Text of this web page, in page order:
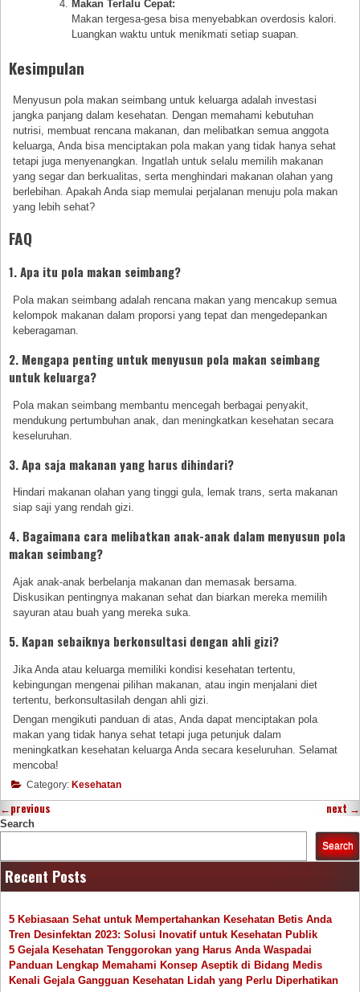
Makan Terlalu Cepat:
Makan tergesa-gesa bisa menyebabkan overdosis kalori.
Luangkan waktu untuk menikmati setiap suapan.
Kesimpulan
Menyusun pola makan seimbang untuk keluarga adalah investasi
jangka panjang dalam kesehatan. Dengan memahami kebutuhan
nutrisi, membuat rencana makanan, dan melibatkan semua anggota
keluarga, Anda bisa menciptakan pola makan yang tidak hanya sehat
tetapi juga menyenangkan. Ingatlah untuk selalu memilih makanan
yang segar dan berkualitas, serta menghindari makanan olahan yang
berlebihan. Apakah Anda siap memulai perjalanan menuju pola makan
yang lebih sehat?
FAQ
1. Apa itu pola makan seimbang?
Pola makan seimbang adalah rencana makan yang mencakup semua
kelompok makanan dalam proporsi yang tepat dan mengedepankan
keberagaman.
2. Mengapa penting untuk menyusun pola makan seimbang
untuk keluarga?
Pola makan seimbang membantu mencegah berbagai penyakit,
mendukung pertumbuhan anak, dan meningkatkan kesehatan secara
keseluruhan.
3. Apa saja makanan yang harus dihindari?
Hindari makanan olahan yang tinggi gula, lemak trans, serta makanan
siap saji yang rendah gizi.
4. Bagaimana cara melibatkan anak-anak dalam menyusun pola
makan seimbang?
Ajak anak-anak berbelanja makanan dan memasak bersama.
Diskusikan pentingnya makanan sehat dan biarkan mereka memilih
sayuran atau buah yang mereka suka.
5. Kapan sebaiknya berkonsultasi dengan ahli gizi?
Jika Anda atau keluarga memiliki kondisi kesehatan tertentu,
kebingungan mengenai pilihan makanan, atau ingin menjalani diet
tertentu, berkonsultasilah dengan ahli gizi.
Dengan mengikuti panduan di atas, Anda dapat menciptakan pola
makan yang tidak hanya sehat tetapi juga petunjuk dalam
meningkatkan kesehatan keluarga Anda secara keseluruhan. Selamat
mencoba!
Category: Kesehatan
←previous next →
Search
Search
Recent Posts
5 Kebiasaan Sehat untuk Mempertahankan Kesehatan Betis Anda
Tren Desinfektan 2023: Solusi Inovatif untuk Kesehatan Publik
5 Gejala Kesehatan Tenggorokan yang Harus Anda Waspadai
Panduan Lengkap Memahami Konsep Aseptik di Bidang Medis
Kenali Gejala Gangguan Kesehatan Lidah yang Perlu Diperhatikan